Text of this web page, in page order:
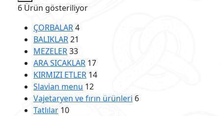
6 Ürün gösteriliyor
ÇORBALAR4
BALIKLAR21
MEZELER33
ARA SICAKLAR 17
KIRMIZI ETLER 14
Slavian menu 12
Vajetaryen ve fırın ürünleri 6
Tatlılar 10